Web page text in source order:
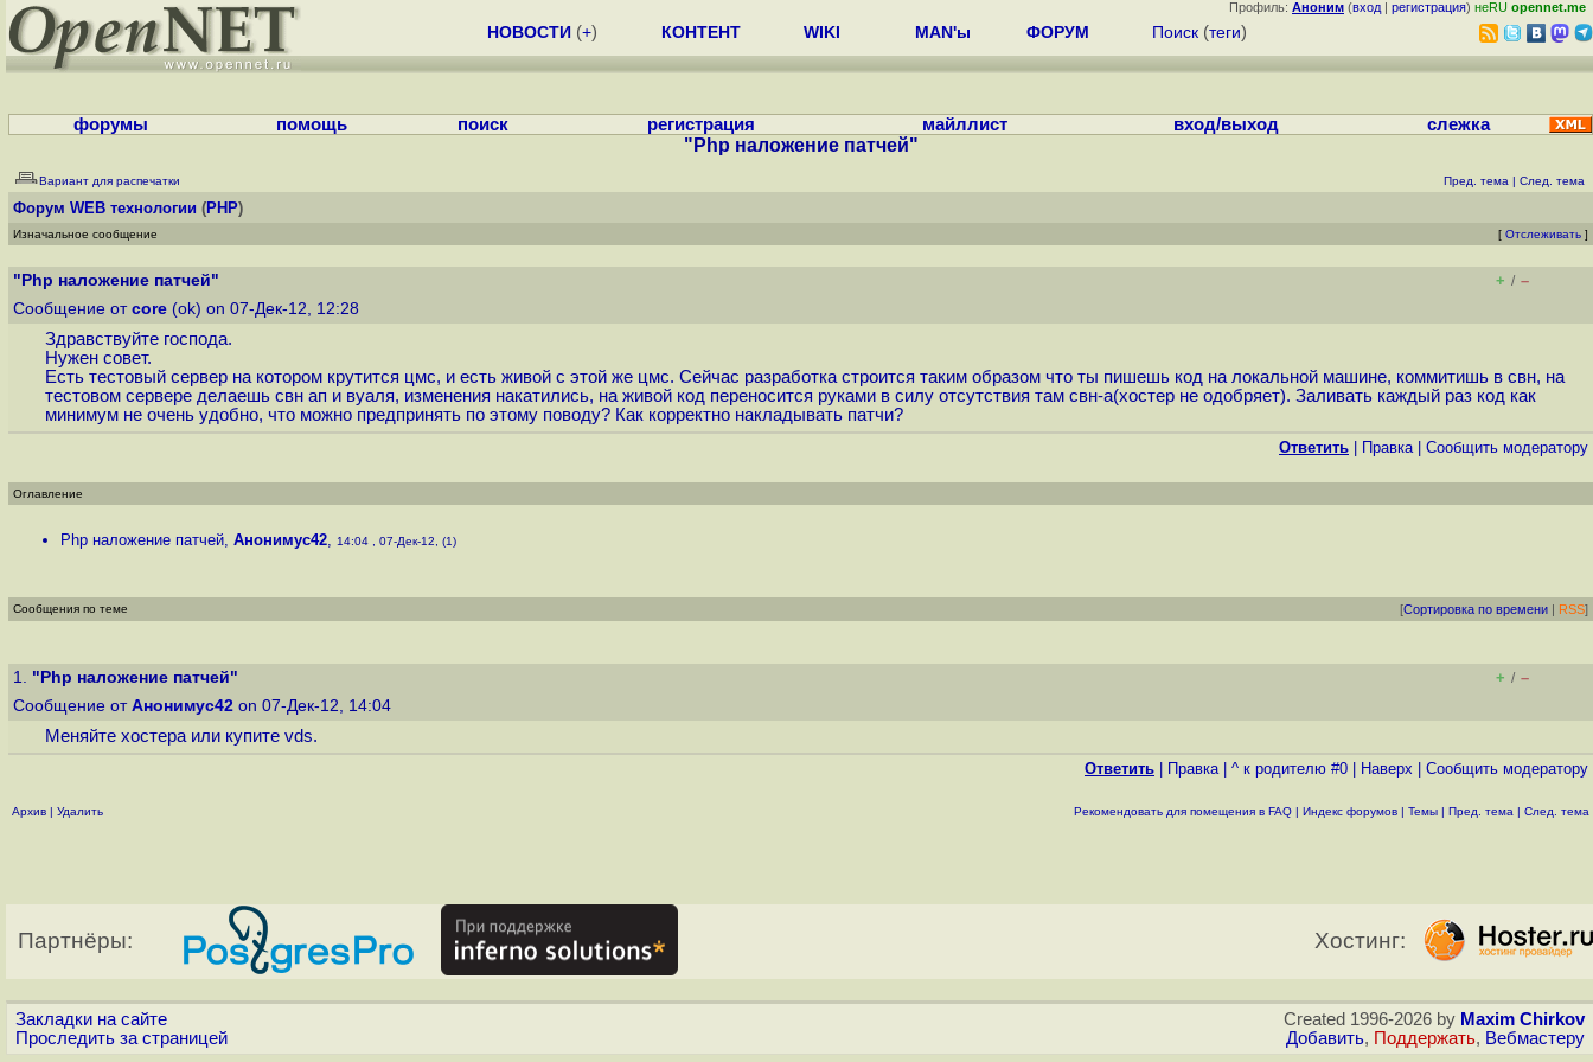
Профиль: Аноним (вход | регистрация) неRU opennet.me
НОВОСТИ (+) КОНТЕНТ WIKI MAN'ы ФОРУМ Поиск (теги)
форумы помощь поиск регистрация майллист вход/выход слежка
"Php наложение патчей"
Вариант для распечатки Пред. тема | След. тема
Форум WEB технологии (PHP)
Изначальное сообщение [ Отслеживать ]
"Php наложение патчей" + / –
Сообщение от core (ok) on 07-Дек-12, 12:28
Здравствуйте господа.
Нужен совет.
Есть тестовый сервер на котором крутится цмс, и есть живой с этой же цмс. Сейчас разработка строится таким образом что ты пишешь код на локальной машине, коммитишь в свн, на
тестовом сервере делаешь свн ап и вуаля, изменения накатились, на живой код переносится руками в силу отсутствия там свн-а(хостер не одобряет). Заливать каждый раз код как
минимум не очень удобно, что можно предпринять по этому поводу? Как корректно накладывать патчи?
Ответить Правка| Cообщить модератору
Оглавление
Php наложение патчей, Анонимус42, 14:04 , 07-Дек-12, (1)
Сообщения по теме [Сортировка по времени | RSS]
1. "Php наложение патчей" + / –
Сообщение от Анонимус42 on 07-Дек-12, 14:04
Меняйте хостера или купите vds.
Ответить Правка| ^ к родителю #0 Наверх Cообщить модератору
Архив | Удалить Рекомендовать для помещения в FAQ | Индекс форумов | Темы | Пред. тема | След. тема
Партнёры: Хостинг:
Закладки на сайте
Проследить за страницей
Created 1996-2026 by Maxim Chirkov
Добавить, Поддержать, Вебмастеру